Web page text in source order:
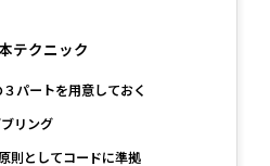
テクニック
パートを用意しておく
リング
則としてコードに準拠